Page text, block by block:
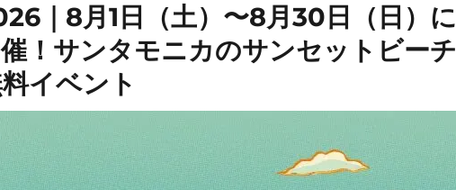
｜8月1日（土）〜8月30日（日）に
！サンタモニカのサンセットビーチ
イベント